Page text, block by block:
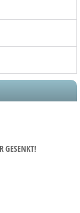
GESENKT!